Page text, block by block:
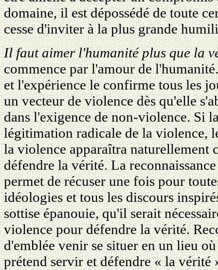
domaine, il est dépossédé de toute
cesse d'inviter à la plus grande
Il faut aimer l'humanité plus que la
commence par l'amour de
et l'expérience le confirme tous les
un vecteur de violence dès qu'elle
dans l'exigence de non-violence. Si
légitimation radicale de la violence,
la violence apparaîtra naturellement
défendre la vérité. La
permet de récuser une fois pour
idéologies et tous les discours
sottise épanouie, qu'il serait
violence pour défendre la vérité.
d'emblée venir se situer en un lieu
prétend servir et défendre « la vérité